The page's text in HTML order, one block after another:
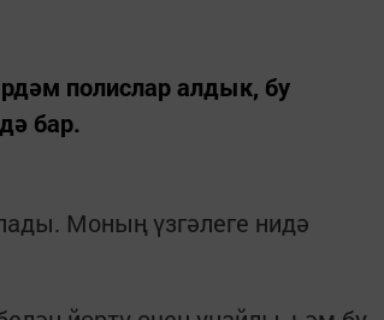
полислар алдык, бу
бар.
Моның үзгәлеге нидә